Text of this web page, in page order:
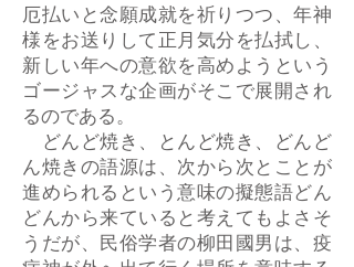
厄払いと念願成就を祈りつつ、年神
様をお送りして正月気分を払拭し、
新しい年への意欲を高めようという
ゴージャスな企画がそこで展開され
るのである。
どんど焼き、とんど焼き、どんど
ん焼きの語源は、次から次とことが
進められるという意味の擬態語どん
どんから来ていると考えてもよさそ
うだが、民俗学者の柳田國男は、疫